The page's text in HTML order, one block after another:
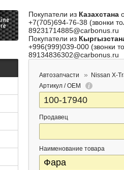
Покупатели из Казахстана
+7(705)694-76-38 (звонки
89231714885@carbonus.ru
Покупатели из
+996(999)039-000 (звонки
89134836302@carbonus.ru
Автозапчасти
Nissan X-
Артикул / OEM
Продавец
Наименование товара